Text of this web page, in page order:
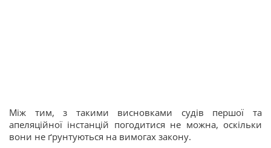
Між тим, з такими висновками судів першої та
апеляційної інстанцій погодитися не можна, оскільки
вони не ґрунтуються на вимогах закону.